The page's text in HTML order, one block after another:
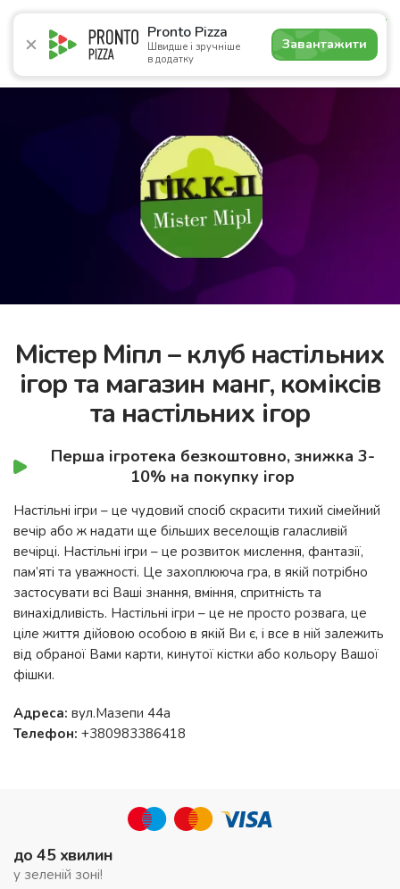
Pronto Pizza
Швидше і зручніше
в додатку
Завантажити
5.0
Акції Піца Суші Сети Бургери Комбо
Містер Міпл – клуб настільних
ігор та магазин манг, коміксів
та настільних ігор
Перша ігротека безкоштовно, знижка 3-
10% на покупку ігор
Настільні ігри – це чудовий спосіб скрасити тихий сімейний
вечір або ж надати ще більших веселощів галасливій
вечірці. Настільні ігри – це розвиток мислення, фантазії,
пам’яті та уважності. Це захоплююча гра, в якій потрібно
застосувати всі Ваші знання, вміння, спритність та
винахідливість. Настільні ігри – це не просто розвага, це
ціле життя дійовою особою в якій Ви є, і все в ній залежить
від обраної Вами карти, кинутої кістки або кольору Вашої
фішки.
Адреса: вул.Мазепи 44а
Телефон: +380983386418
до 45 хвилин
у зеленій зоні!